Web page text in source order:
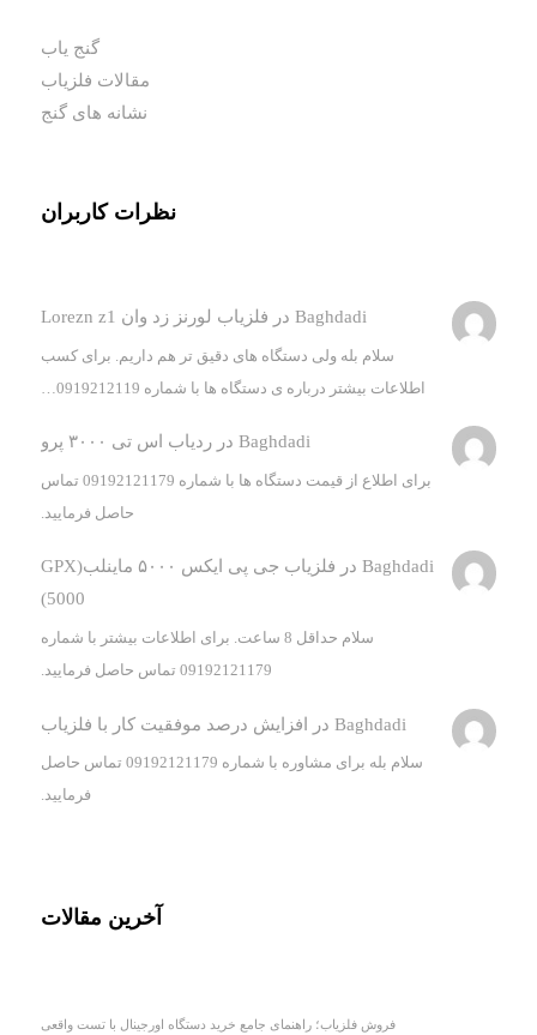
گنج یاب
مقالات فلزیاب
نشانه های گنج
نظرات کاربران
Baghdadi در فلزیاب لورنز زد وان Lorezn z1
سلام بله ولی دستگاه های دقیق تر هم داریم. برای کسب
اطلاعات بیشتر درباره ی دستگاه ها با شماره 0919212119…
Baghdadi درردیاب اس تی ۳۰۰۰ پرو
برای اطلاع از قیمت دستگاه ها با شماره 09192121179 تماس
حاصل فرمایید.
Baghdadi در
فلزیاب جی پی ایکس ۵۰۰۰ ماینلب(GPX
5000)
سلام حداقل 8 ساعت. برای اطلاعات بیشتر با شماره
09192121179 تماس حاصل فرمایید.
Baghdadi در افزایش درصد موفقیت کار با فلزیاب
سلام بله برای مشاوره با شماره 09192121179 تماس حاصل
فرمایید.
آخرین مقالات
فروش فلزیاب؛ راهنمای جامع خرید دستگاه اورجینال با تست واقعی